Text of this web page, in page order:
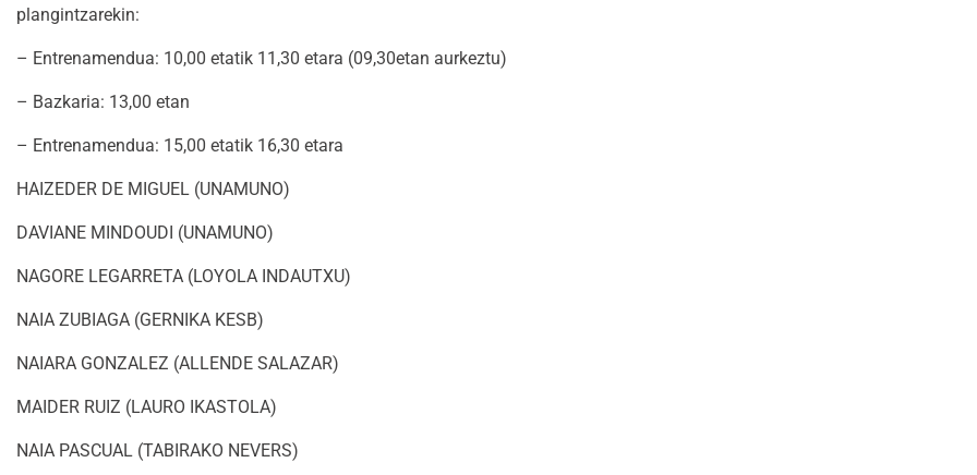
plangintzarekin:
– Entrenamendua: 10,00 etatik 11,30 etara (09,30etan aurkeztu)
– Bazkaria: 13,00 etan
– Entrenamendua: 15,00 etatik 16,30 etara
HAIZEDER DE MIGUEL (UNAMUNO)
DAVIANE MINDOUDI (UNAMUNO)
NAGORE LEGARRETA (LOYOLA INDAUTXU)
NAIA ZUBIAGA (GERNIKA KESB)
NAIARA GONZALEZ (ALLENDE SALAZAR)
MAIDER RUIZ (LAURO IKASTOLA)
NAIA PASCUAL (TABIRAKO NEVERS)